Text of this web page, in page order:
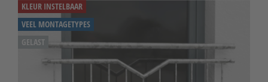
KLEUR INSTELBAAR
VEEL MONTAGETYPES
GELAST